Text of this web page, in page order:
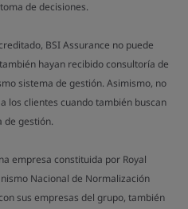
de decisiones.
BSI Assurance no puede
hayan recibido consultoría de
sistema de gestión. Asimismo, no
los clientes cuando también buscan
de gestión.
empresa constituida por Royal
Nacional de Normalización
sus empresas del grupo, también